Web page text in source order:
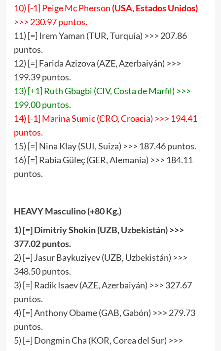
10) [-1] Peige Mc Pherson (USA,Estados Unidos)
>>> 230.97 puntos.
11) [=] Irem Yaman (TUR, Turquía) >>> 207.86
puntos.
12) [=] Farida Azizova (AZE, Azerbaiyán) >>>
199.39 puntos.
13) [+1] Ruth Gbagbi (CIV, Costa de Marfil) >>>
199.00 puntos.
14) [-1] Marina Sumic (CRO, Croacia) >>> 194.41
puntos.
15) [=] Nina Klay (SUI, Suiza) >>> 187.46 puntos.
16) [=] Rabia Güleç (GER, Alemania) >>> 184.11
puntos.
HEAVYMasculino (+80 Kg.)
1) [=] Dimitriy Shokin (UZB, Uzbekistán) >>>
377.02puntos.
2) [=] Jasur Baykuziyev (UZB, Uzbekistán) >>>
348.50 puntos.
3) [=] Radik Isaev (AZE, Azerbaiyán) >>> 327.67
puntos.
4) [=] Anthony Obame (GAB, Gabón) >>> 279.73
puntos.
5) [=] Dongmin Cha (KOR, Corea del Sur) >>>